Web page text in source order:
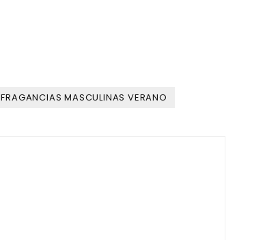
FRAGANCIAS MASCULINAS VERANO